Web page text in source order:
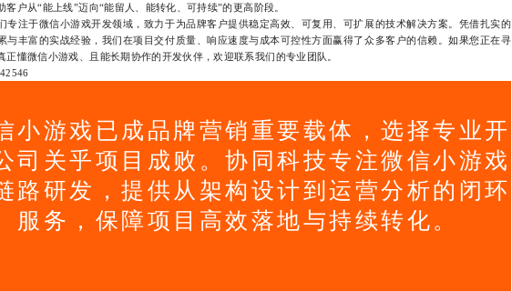
客户从“能上线”迈向“能留人、能转化、可持续”的更高阶段。
注于微信小游戏开发领域，致力于为品牌客户提供稳定高效、可复用、可扩展的技术解决方案。凭借扎实的
与丰富的实战经验，我们在项目交付质量、响应速度与成本可控性方面赢得了众多客户的信赖。如果您正在寻
正懂微信小游戏、且能长期协作的开发伙伴，欢迎联系我们的专业团队。
小游戏已成品牌营销重要载体，选择专业开
司关乎项目成败。协同科技专注微信小游戏
路研发，提供从架构设计到运营分析的闭环
服务，保障项目高效落地与持续转化。